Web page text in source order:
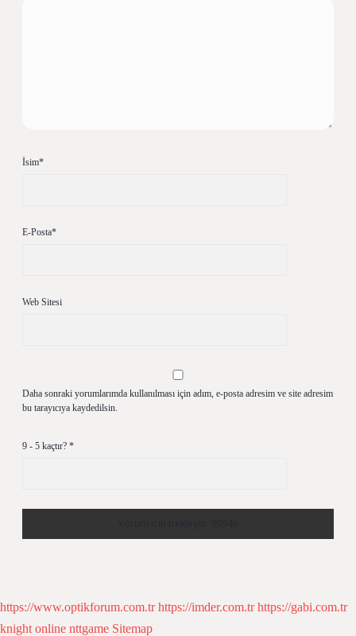
İsim*
E-Posta*
Web Sitesi
Daha sonraki yorumlarımda kullanılması için adım, e-posta adresim ve site adresim
bu tarayıcıya kaydedilsin.
9 - 5 kaçtır? *
https://www.optikforum.com.tr https://imder.com.tr https://gabi.com.tr
knight online nttgame Sitemap